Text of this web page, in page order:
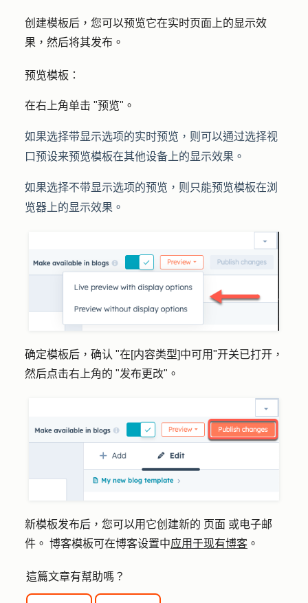
创建模板后，您可以预览它在实时页面上的显示效
果，然后将其发布。
预览模板：
在右上角单击 "预览"。
如果选择带显示选项的实时预览 ，则可以通过选择视
口预设来预览模板在其他设备上的显示效果。
如果选择不带显示选项的预览 ，则只能预览模板在浏
览器上的显示效果。
确定模板后，确认 "在[内容类型]中可用"开关已打开，
然后点击右上角的 "发布更改" 。
新模板发布后，您可以用它创建新的 页面 或电子邮
件。 博客模板可在博客设置中应用于现有博客 。
這篇文章有幫助嗎？